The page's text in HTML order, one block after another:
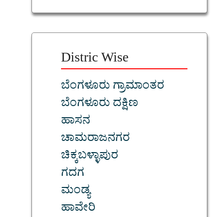
Distric Wise
ಬೆಂಗಳೂರು ಗ್ರಾಮಾಂತರ
ಬೆಂಗಳೂರು ದಕ್ಷಿಣ
ಹಾಸನ
ಚಾಮರಾಜನಗರ
ಚಿಕ್ಕಬಳ್ಳಾಪುರ
ಗದಗ
ಮಂಡ್ಯ
ಹಾವೇರಿ